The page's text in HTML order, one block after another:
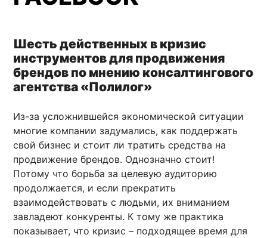
Шесть действенных в кризис
инструментов для продвижения
брендов по мнению консалтингового
агентства «Полилог»
Из-за усложнившейся экономической ситуации
многие компании задумались, как поддержать
свой бизнес и стоит ли тратить средства на
продвижение брендов. Однозначно стоит!
Потому что борьба за целевую аудиторию
продолжается, и если прекратить
взаимодействовать с людьми, их вниманием
завладеют конкуренты. К тому же практика
показывает, что кризис – подходящее время для